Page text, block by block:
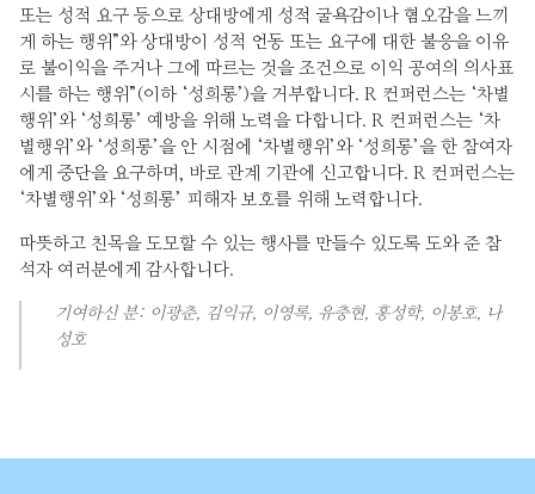
또는 성적 요구 등으로 상대방에게 성적 굴욕감이나 혐오감을 느끼
게 하는 행위”와 상대방이 성적 언동 또는 요구에 대한 불응을 이유
로 불이익을 주거나 그에 따르는 것을 조건으로 이익 공여의 의사표
시를 하는 행위”(이하 ‘성희롱’)을 거부합니다. R 컨퍼런스는 ‘차별
행위’와 ‘성희롱’ 예방을 위해 노력을 다합니다. R 컨퍼런스는 ‘차
별행위’와 ‘성희롱’을 안 시점에 ‘차별행위’와 ‘성희롱’을 한 참여자
에게 중단을 요구하며, 바로 관계 기관에 신고합니다. R 컨퍼런스는
‘차별행위’와 ‘성희롱’ 피해자 보호를 위해 노력합니다.
따뜻하고 친목을 도모할 수 있는 행사를 만들수 있도록 도와 준 참
석자 여러분에게 감사합니다.
기여하신 분: 이광춘, 김익규, 이영록, 유충현, 홍성학, 이봉호, 나
성호